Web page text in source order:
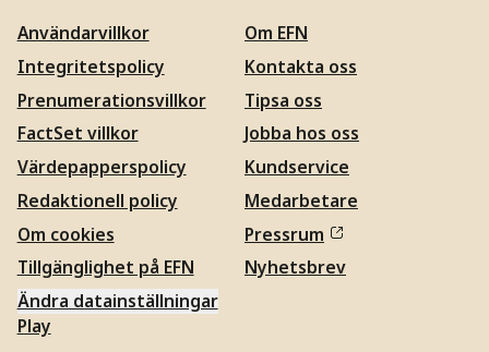
Användarvillkor
Integritetspolicy
Prenumerationsvillkor
FactSet villkor
Värdepapperspolicy
Redaktionell policy
Om cookies
Tillgänglighet på EFN
Ändra datainställningar
Om EFN
Kontakta oss
Tipsa oss
Jobba hos oss
Kundservice
Medarbetare
Pressrum
Nyhetsbrev
Play